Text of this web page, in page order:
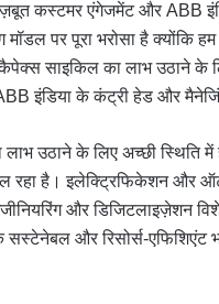
मज़बूत कस्टमर एंगेजमेंट और ABB
पर पूरा भरोसा है क्योंकि
साइकिल का लाभ उठाने के
इंडिया के कंट्री हेड और
उठाने के लिए अच्छी स्थिति में
रहा है। इलेक्ट्रिफिकेशन और
और डिजिटलाइज़ेशन
और रिसोर्स-एफिशिएंट